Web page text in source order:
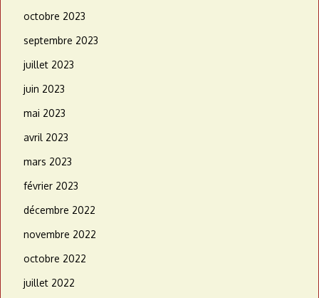
octobre 2023
septembre 2023
juillet 2023
juin 2023
mai 2023
avril 2023
mars 2023
février 2023
décembre 2022
novembre 2022
octobre 2022
juillet 2022